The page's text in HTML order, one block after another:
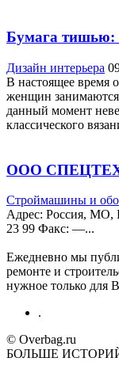
Бумага тишью:
Дизайн интерьера
В настоящее время
женщин
данный момент
классического
ООО
Строймашины и
Адрес: Россия, МО,
23 99 Факс: —...
Ежедневно мы
ремонте и
нужное только для
.
© Overbag.ru
БОЛЬШЕ